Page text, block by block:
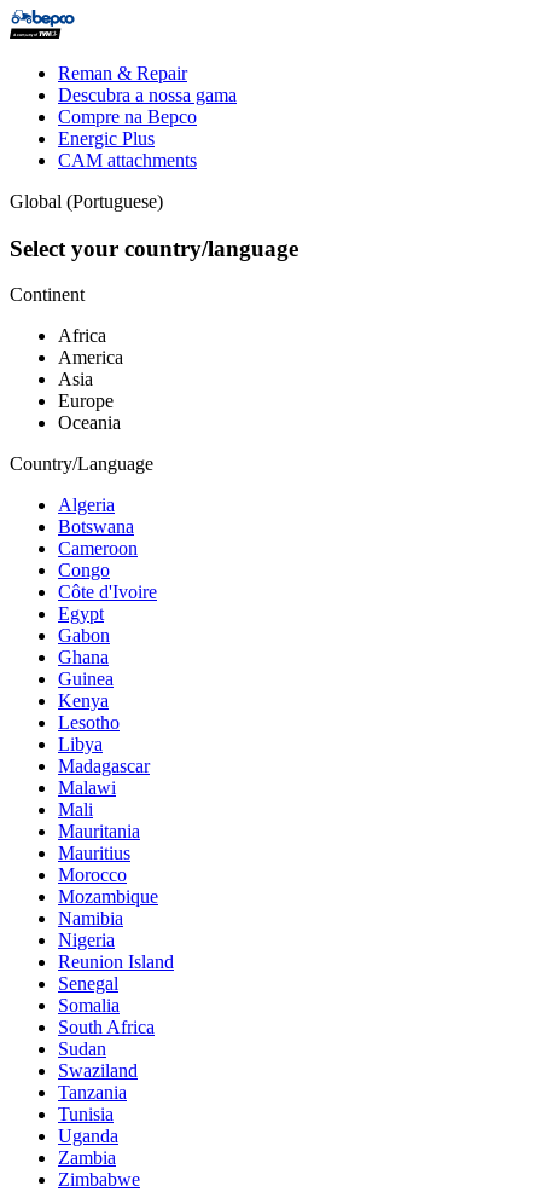
Skip
to
content
Top
menu
Reman & Repair
Descubra a nossa gama
Compre na Bepco
Energic Plus
CAM attachments
Global (Portuguese)
Select your country/language
Continent
Africa
America
Asia
Europe
Oceania
Country/Language
Algeria
Botswana
Cameroon
Congo
Côte d'Ivoire
Egypt
Gabon
Ghana
Guinea
Kenya
Lesotho
Libya
Madagascar
Malawi
Mali
Mauritania
Mauritius
Morocco
Mozambique
Namibia
Nigeria
Reunion Island
Senegal
Somalia
South Africa
Sudan
Swaziland
Tanzania
Tunisia
Uganda
Zambia
Zimbabwe